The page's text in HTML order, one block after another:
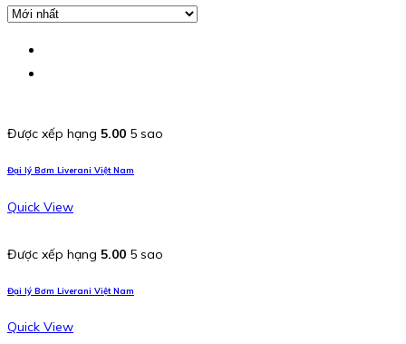
Được xếp hạng 5.00 5 sao
Đại lý Bơm Liverani Việt Nam
Quick View
Được xếp hạng 5.00 5 sao
Đại lý Bơm Liverani Việt Nam
Quick View